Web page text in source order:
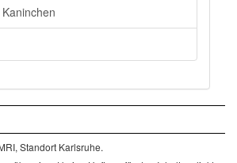
Standort Karlsruhe.